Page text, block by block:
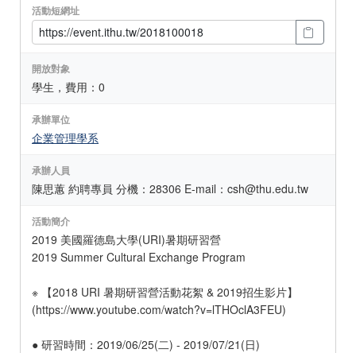
活動短網址
開放對象
學生，費用：0
承辦單位
企業管理學系
承辦人員
陳思蕙 約聘專員 分機：28306 E-mail：csh@thu.edu.tw
活動簡介
2019 美國羅德島大學(URI)暑期研習營
2019 Summer Cultural Exchange Program
※ 【2018 URI 暑期研習營活動花絮 & 2019招生影片】
(https://www.youtube.com/watch?v=lTHOclA3FEU)
● 研習時間：2019/06/25(二) - 2019/07/21(日)